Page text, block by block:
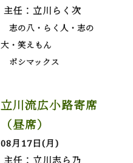
主任：立川らく次
志の八・らく人・志の
大・笑えもん
ボシマックス
立川流広小路寄席
（昼席）
08月17日(月)
主任：立川志ら乃